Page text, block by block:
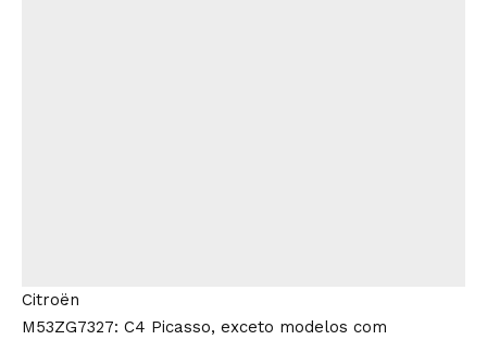
Citroën
M53ZG7327: C4 Picasso, exceto modelos com